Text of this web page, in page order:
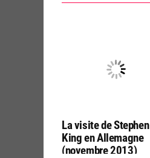
La visite de Stephen
King en Allemagne
(novembre 2013)